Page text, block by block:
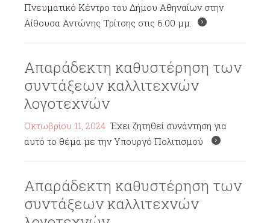
Πνευματικό Κέντρο του Δήμου Αθηναίων στην
Αίθουσα Αντώνης Τρίτσης στις 6.00 μμ.
Απαράδεκτη καθυστέρηση των
συντάξεων καλλιτεχνών
λογοτεχνών
Οκτωβρίου 11, 2024 Έχει ζητηθεί συνάντηση για
αυτό το θέμα με την Υπουργό Πολιτισμού
Απαράδεκτη καθυστέρηση των
συντάξεων καλλιτεχνών